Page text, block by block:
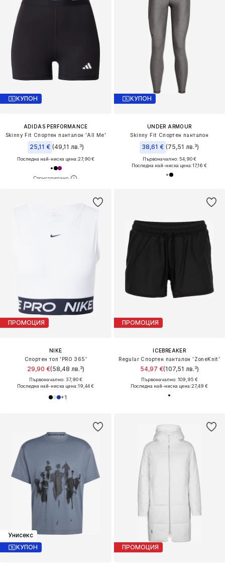
КУПОН
ADIDAS PERFORMANCE
Skinny Fit Спортен панталон 'All Me'
25,11 € (49,11 лв.³)
Последна най-ниска цена:27,90 €
КУПОН
UNDER ARMOUR
Skinny Fit Спортен панталон
38,61 € (75,51 лв.³)
Първоначално: 54,90 €
Последна най-ниска цена:17,16 €
ПРОМОЦИЯ
NIKE
Спортен топ 'PRO 365'
29,90 €(58,48 лв.³)
Първоначално: 37,90 €
Последна най-ниска цена:19,44 €
+1
ПРОМОЦИЯ
ICEBREAKER
Regular Спортен панталон 'ZoneKnit'
54,97 €(107,51 лв.³)
Първоначално: 109,95 €
Последна най-ниска цена:27,49 €
Унисекс
КУПОН
ПРОМОЦИЯ